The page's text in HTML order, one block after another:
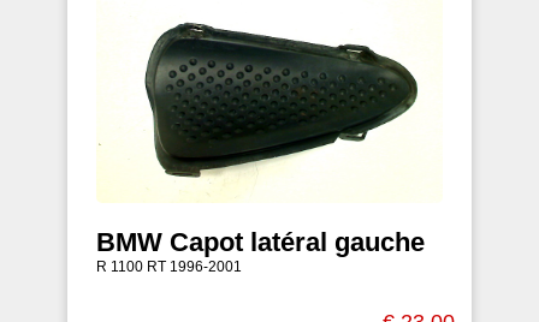
BMW Capot latéral gauche
R 1100 RT 1996-2001